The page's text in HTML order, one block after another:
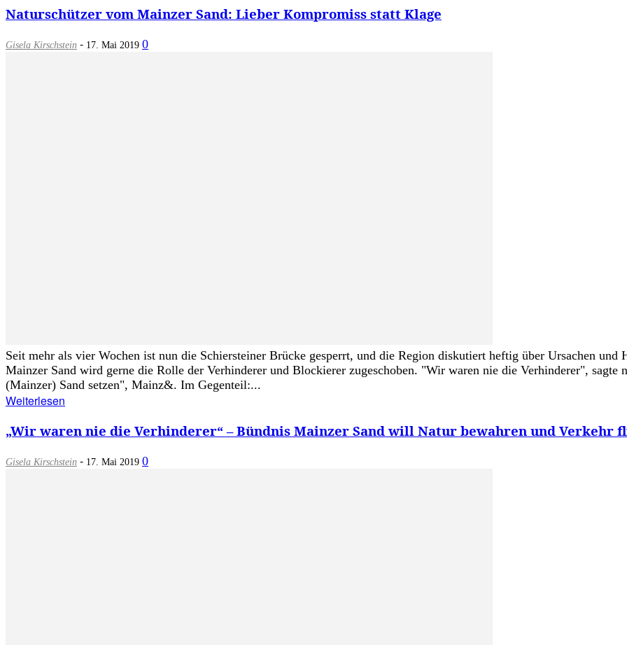
Naturschützer vom Mainzer Sand: Lieber Kompromiss statt Klage
Gisela Kirschstein - 17. Mai 2019 0
Seit mehr als vier Wochen ist nun die Schiersteiner Brücke gesperrt, und die Region diskutiert heftig über Ursachen
Mainzer Sand wird gerne die Rolle der Verhinderer und Blockierer zugeschoben. "Wir waren nie die Verhinderer", sagte
(Mainzer) Sand setzen", Mainz&. Im Gegenteil:...
Weiterlesen
„Wir waren nie die Verhinderer“ – Bündnis Mainzer Sand will Natur bewahren und Verkehr
Gisela Kirschstein - 17. Mai 2019 0